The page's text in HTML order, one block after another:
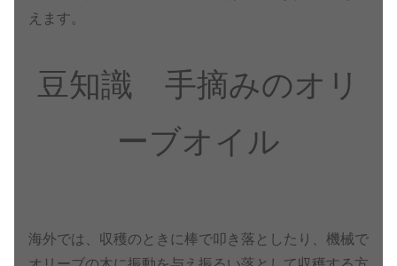
えます。
豆知識 手摘みのオリ
ーブオイル
海外では、収穫のときに棒で叩き落としたり、機械で